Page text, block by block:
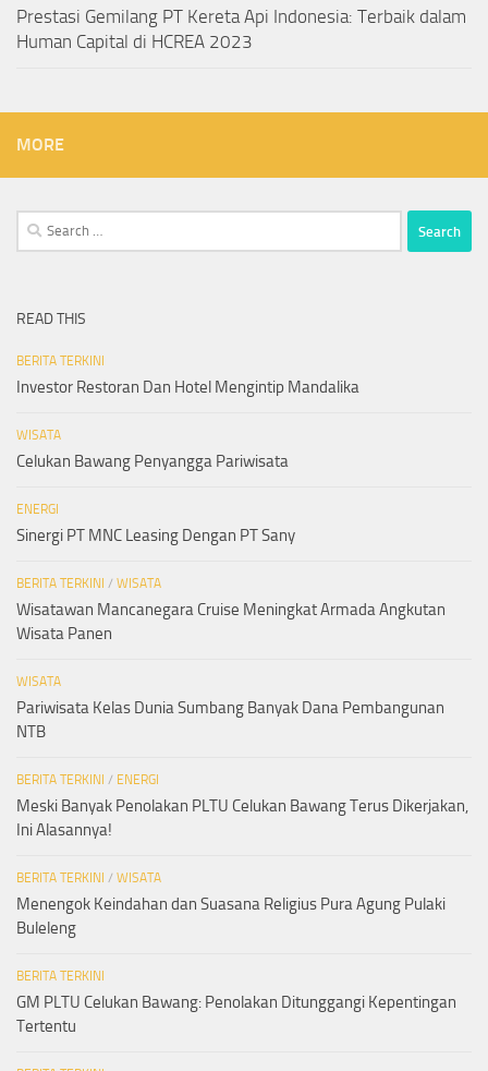
Prestasi Gemilang PT Kereta Api Indonesia: Terbaik dalam
Human Capital di HCREA 2023
MORE
Search
for:
READ THIS
BERITA TERKINI
Investor Restoran Dan Hotel Mengintip Mandalika
WISATA
Celukan Bawang Penyangga Pariwisata
ENERGI
Sinergi PT MNC Leasing Dengan PT Sany
BERITA TERKINI / WISATA
Wisatawan Mancanegara Cruise Meningkat Armada Angkutan
Wisata Panen
WISATA
Pariwisata Kelas Dunia Sumbang Banyak Dana Pembangunan
NTB
BERITA TERKINI / ENERGI
Meski Banyak Penolakan PLTU Celukan Bawang Terus Dikerjakan,
Ini Alasannya!
BERITA TERKINI / WISATA
Menengok Keindahan dan Suasana Religius Pura Agung Pulaki
Buleleng
BERITA TERKINI
GM PLTU Celukan Bawang: Penolakan Ditunggangi Kepentingan
Tertentu